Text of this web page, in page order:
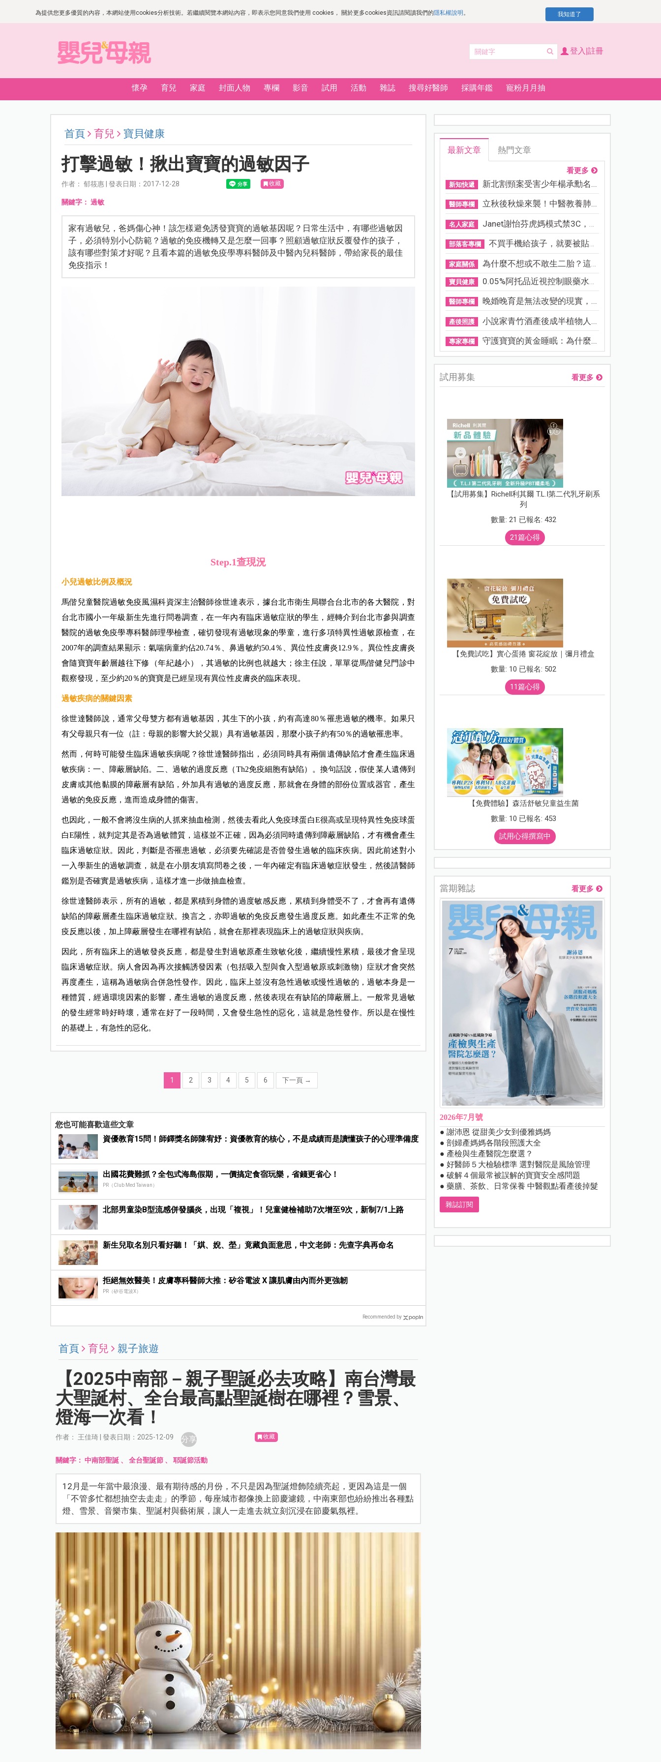
為提供您更多優質的內容，本網站使用cookies分析技術。若繼續閱覽本網站內容，即表示您同意我們使用 cookies， 關於更多cookies資訊請閱讀我們的隱私權說明 。 我知道了
登入|註冊
懷孕 育兒 家庭 封面人物 專欄 影音 試用 活動 雜誌 搜尋好醫師 採購年鑑 寵粉月月抽
首頁 育兒 寶貝健康
打擊過敏！揪出寶寶的過敏因子
作者： 郁筱惠 | 發表日期：2017-12-28 收藏
關鍵字： 過敏
家有過敏兒，爸媽傷心神！該怎樣避免誘發寶寶的過敏基因呢？日常生活中，有哪些過敏因
子，必須特別小心防範？過敏的免疫機轉又是怎麼一回事？照顧過敏症狀反覆發作的孩子，
該有哪些對策才好呢？且看本篇的過敏免疫學專科醫師及中醫內兒科醫師，帶給家長的最佳
免疫指示！
Step.1查現況
小兒過敏比例及概況
馬偕兒童醫院過敏免疫風濕科資深主治醫師徐世達表示，據台北市衛生局聯合台北市的各大醫院，對
台北市國小一年級新生先進行問卷調查，在一年內有臨床過敏症狀的學生，經轉介到台北市參與調查
醫院的過敏免疫學專科醫師理學檢查，確切發現有過敏現象的學童，進行多項特異性過敏原檢查，在
2007年的調查結果顯示：氣喘病童約佔20.74％、鼻過敏約50.4％、異位性皮膚炎12.9％。異位性皮膚炎
會隨寶寶年齡層越往下修（年紀越小），其過敏的比例也就越大；徐主任說，單單從馬偕健兒門診中
觀察發現，至少約20％的寶寶是已經呈現有異位性皮膚炎的臨床表現。
過敏疾病的關鍵因素
徐世達醫師說，通常父母雙方都有過敏基因，其生下的小孩，約有高達80％罹患過敏的機率。如果只
有父母親只有一位（註：母親的影響大於父親）具有過敏基因，那麼小孩子約有50％的過敏罹患率。
然而，何時可能發生臨床過敏疾病呢？徐世達醫師指出，必須同時具有兩個遺傳缺陷才會產生臨床過
敏疾病：一、障蔽層缺陷。二、過敏的過度反應（Th2免疫細胞有缺陷）。換句話說，假使某人遺傳到
皮膚或其他黏膜的障蔽層有缺陷，外加具有過敏的過度反應，那就會在身體的部份位置或器官，產生
過敏的免疫反應，進而造成身體的傷害。
也因此，一般不會將沒生病的人抓來抽血檢測，然後去看此人免疫球蛋白E很高或呈現特異性免疫球蛋
白E陽性，就判定其是否為過敏體質，這樣並不正確，因為必須同時遺傳到障蔽層缺陷，才有機會產生
臨床過敏症狀。因此，判斷是否罹患過敏，必須要先確認是否曾發生過敏的臨床疾病。因此前述對小
一入學新生的過敏調查，就是在小朋友填寫問卷之後，一年內確定有臨床過敏症狀發生，然後請醫師
鑑別是否確實是過敏疾病，這樣才進一步做抽血檢查。
徐世達醫師表示，所有的過敏，都是累積到身體的過度敏感反應，累積到身體受不了，才會再有遺傳
缺陷的障蔽層產生臨床過敏症狀。換言之，亦即過敏的免疫反應發生過度反應。如此產生不正常的免
疫反應以後，加上障蔽層發生在哪裡有缺陷，就會在那裡表現臨床上的過敏症狀與疾病。
因此，所有臨床上的過敏發炎反應，都是發生對過敏原產生致敏化後，繼續慢性累積，最後才會呈現
臨床過敏症狀。病人會因為再次接觸誘發因素（包括吸入型與食入型過敏原或刺激物）症狀才會突然
再度產生，這稱為過敏病合併急性發作。因此，臨床上並沒有急性過敏或慢性過敏的，過敏本身是一
種體質，經過環境因素的影響，產生過敏的過度反應，然後表現在有缺陷的障蔽層上。一般常見過敏
的發生經常時好時壞，通常在好了一段時間，又會發生急性的惡化，這就是急性發作。所以是在慢性
的基礎上，有急性的惡化。
1 2 3 4 5 6 下一頁 →
您也可能喜歡這些文章
資優教育15問！師鐸獎名師陳宥妤：資優教育的核心，不是成績而是讀懂孩子的心理準備度
出國花費難抓？全包式海島假期，一價搞定食宿玩樂，省錢更省心！
PR（Club Med Taiwan）
北部男童染B型流感併發腦炎，出現「複視」！兒童健檢補助7次增至9次，新制7/1上路
新生兒取名別只看好聽！「娸、婗、塋」竟藏負面意思，中文老師：先查字典再命名
拒絕無效醫美！皮膚專科醫師大推：矽谷電波 X 讓肌膚由內而外更強韌
PR（矽谷電波X）
Recommended by
首頁 育兒 親子旅遊
【2025中南部－親子聖誕必去攻略】南台灣最
大聖誕村、全台最高點聖誕樹在哪裡？雪景、
燈海一次看！
作者： 王佳琦 | 發表日期：2025-12-09 分享 收藏
關鍵字：中南部聖誕 、全台聖誕節 、耶誕節活動
12月是一年當中最浪漫、最有期待感的月份，不只是因為聖誕燈飾陸續亮起，更因為這是一個
「不管多忙都想抽空去走走」的季節，每座城市都像換上節慶濾鏡，中南東部也紛紛推出各種點
燈、雪景、音樂市集、聖誕村與藝術展，讓人一走進去就立刻沉浸在節慶氣氛裡。
最新文章 熱門文章
看更多
新知快遞 新北割頸案受害少年楊承勳名...
醫師專欄 立秋後秋燥來襲！中醫教養肺...
名人家庭 Janet謝怡芬虎媽模式禁3C，看...
部落客專欄 不買手機給孩子，就要被貼「...
家庭關係 為什麼不想或不敢生二胎？這8...
寶貝健康 0.05%阿托品近視控制眼藥水納...
醫師專欄 晚婚晚育是無法改變的現實，...
產後照護 小說家青竹酒產後成半植物人...
專家專欄 守護寶寶的黃金睡眠：為什麼...
試用募集 看更多
【試用募集】Richell利其爾 T.L.I第二代乳牙刷系
列
數量: 21 已報名: 432
21篇心得
【免費試吃】實心蛋捲 窗花綻放｜彌月禮盒
數量: 10 已報名: 502
11篇心得
【免費體驗】森活舒敏兒童益生菌
數量: 10 已報名: 453
試用心得撰寫中
當期雜誌 看更多
2026年7月號
● 謝沛恩 從甜美少女到優雅媽媽
● 剖婦產媽媽各階段照護大全
● 產檢與生產醫院怎麼選？
● 好醫師５大檢驗標準 選對醫院是風險管理
● 破解４個最常被誤解的寶寶安全感問題
● 藥膳、茶飲、日常保養 中醫觀點看產後掉髮
雜誌訂閱